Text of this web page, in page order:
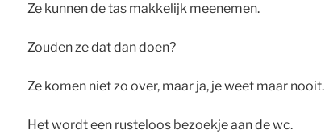
Ze kunnen de tas makkelijk meenemen.
Zouden ze dat dan doen?
Ze komen niet zo over, maar ja, je weet maar nooit.
Het wordt een rusteloos bezoekje aan de wc.